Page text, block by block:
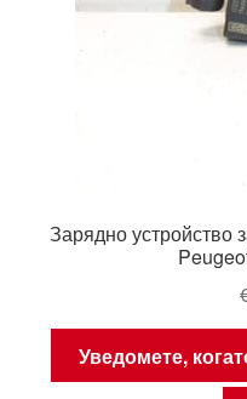
Зарядно устройство
Уведомете,